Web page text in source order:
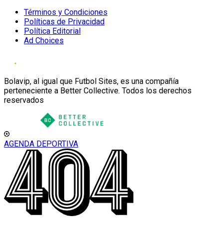
Términos y Condiciones
Políticas de Privacidad
Política Editorial
Ad Choices
Bolavip, al igual que Futbol Sites, es una compañía
perteneciente a Better Collective. Todos los derechos
reservados
AGENDA DEPORTIVA